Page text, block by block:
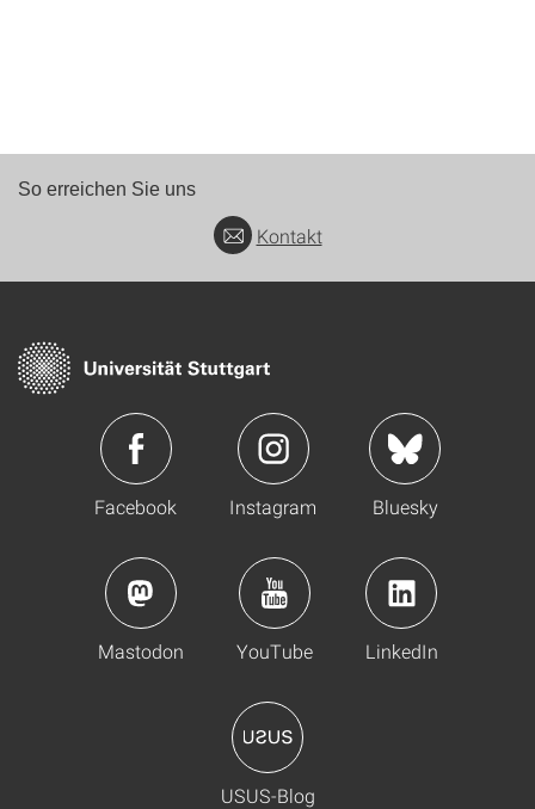
So erreichen Sie uns
Kontakt
Facebook Instagram Bluesky
Mastodon YouTube LinkedIn
USUS-Blog